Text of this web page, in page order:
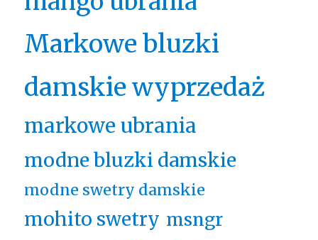
Markowe bluzki
damskie wyprzedaż
markowe ubrania
modne bluzki damskie
modne swetry damskie
mohito swetry msngr